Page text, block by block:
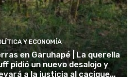
Y ECONOMÍA
en Garuhapé | La querella
pidió un nuevo desalojo y
a la justicia al cacique...